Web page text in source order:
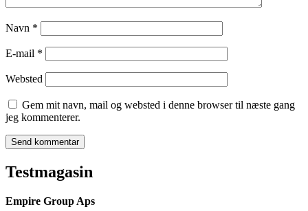
Navn *
E-mail *
Websted
Gem mit navn, mail og websted i denne browser til næste gang
jeg kommenterer.
Testmagasin
Empire Group Aps